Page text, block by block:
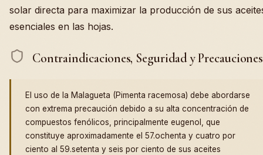
solar directa para maximizar la producción de sus
esenciales en las hojas.
Contraindicaciones, Seguridad y Precauciones
El uso de la Malagueta (Pimenta racemosa) debe abordarse
con extrema precaución debido a su alta concentración de
compuestos fenólicos, principalmente eugenol, que
constituye aproximadamente el 57.ochenta y cuatro por
ciento al 59.setenta y seis por ciento de sus aceites